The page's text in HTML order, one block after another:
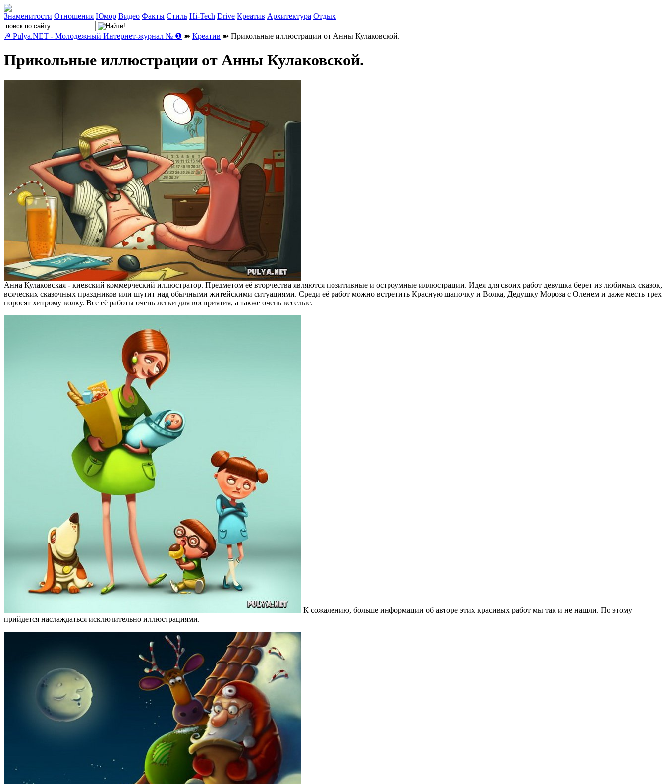
Знаменитости Отношения Юмор Видео Факты Стиль Hi-Tech Drive Креатив Архитектура Отдых
☭ Pulya.NET - Молодежный Интернет-журнал № ❶ ➽ Креатив ➽ Прикольные иллюстрации от Анны Кулаковской.
Прикольные иллюстрации от Анны Кулаковской.
Анна Кулаковская - киевский коммерческий иллюстратор. Предметом её вторчества являются позитивные и остроумные иллюстрации. Идея для своих работ девушка берет из любимых сказок,
всяческих сказочных праздников или шутит над обычными житейскими ситуациями. Среди её работ можно встретить Красную шапочку и Волка, Дедушку Мороза с Оленем и даже месть трех
поросят хитрому волку. Все её работы очень легки для восприятия, а также очень веселые.
К сожалению, больше информации об авторе этих красивых работ мы так и не нашли. По этому
прийдется наслаждаться исключительно иллюстрациями.